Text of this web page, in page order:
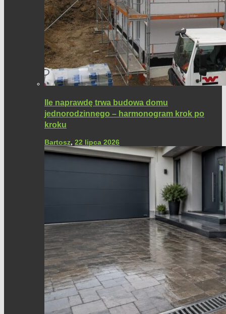
Ile naprawdę trwa budowa domu
jednorodzinnego – harmonogram krok po
kroku
Bartosz, 22 lipca 2026